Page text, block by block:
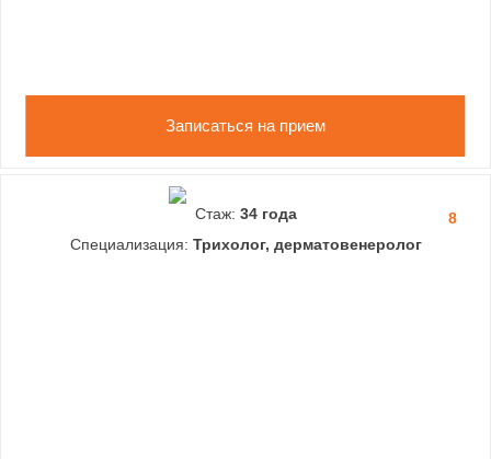
Записаться на прием
8
Стаж: 34 года
Специализация: Трихолог, дерматовенеролог